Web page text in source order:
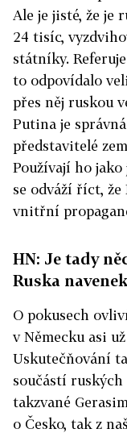
Ale je jisté, že je
24 tisíc,
státníky.
to odpovídalo
přes něj ruskou
Putina je
představitelé
Používají ho
se odváží říct, že
vnitřní
HN: Je tady
Ruska
O pokusech
v Německu asi
Uskutečňování
součástí
takzvané
o Česko, tak z